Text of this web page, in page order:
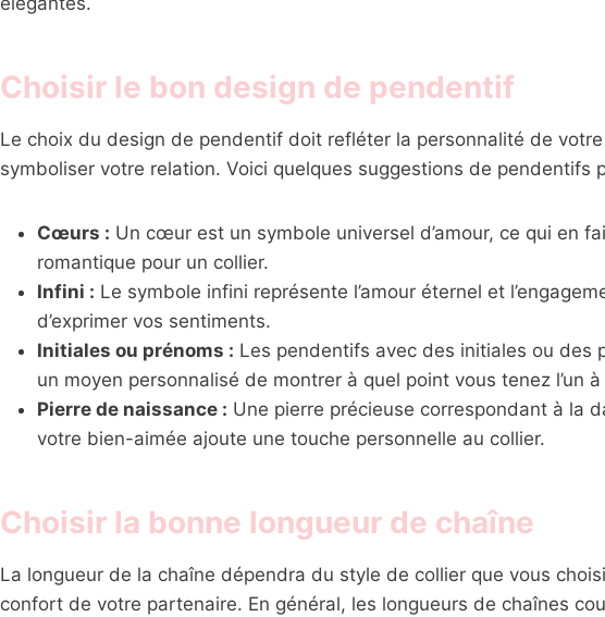
Choisir le bon design de pendentif
Le choix du design de pendentif doit refléter la personnalité de
symboliser votre relation. Voici quelques suggestions de pendentifs
Cœurs : Un cœur est un symbole universel d’amour, ce qui en
romantique pour un collier.
Infini : Le symbole infini représente l’amour éternel et
d’exprimer vos sentiments.
Initiales ou prénoms : Les pendentifs avec des initiales ou des
un moyen personnalisé de montrer à quel point vous tenez l’un à
Pierre de naissance : Une pierre précieuse correspondant à la
votre bien-aimée ajoute une touche personnelle au collier.
Choisir la bonne longueur de chaîne
La longueur de la chaîne dépendra du style de collier que vous
confort de votre partenaire. En général, les longueurs de chaînes